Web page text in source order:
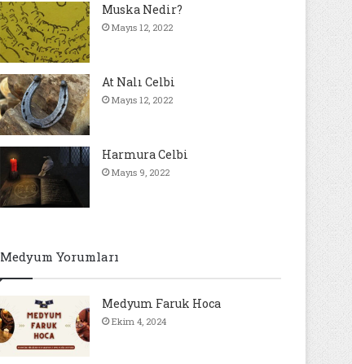
Muska Nedir?
Mayıs 12, 2022
At Nalı Celbi
Mayıs 12, 2022
Harmura Celbi
Mayıs 9, 2022
Medyum Yorumları
Medyum Faruk Hoca
Ekim 4, 2024